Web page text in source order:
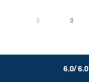
0 0
6.0/ 6.0